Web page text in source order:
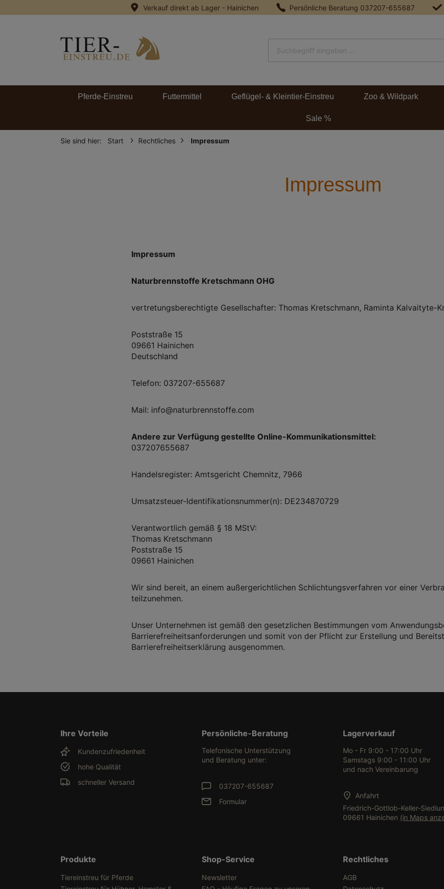
Zur Hauptnavigation springenVerkauf direkt ab Lager - Hainichen Persönliche Beratung 037207-655687
Pferde-Einstreu Futtermittel Geflügel- & Kleintier-Einstreu Zoo & Wildpark
Sale %
Sie sind hier: Start Rechtliches Impressum
Impressum
Impressum
Naturbrennstoffe Kretschmann OHG
vertretungsberechtigte Gesellschafter: Thomas Kretschmann, Raminta Kalvaityte-
Poststraße 15
09661 Hainichen
Deutschland
Telefon: 037207-655687
Mail: info@naturbrennstoffe.com
Andere zur Verfügung gestellte Online-Kommunikationsmittel:
037207655687
Handelsregister: Amtsgericht Chemnitz, 7966
Umsatzsteuer-Identifikationsnummer(n): DE234870729
Verantwortlich gemäß § 18 MStV:
Thomas Kretschmann
Poststraße 15
09661 Hainichen
Wir sind bereit, an einem außergerichtlichen Schlichtungsverfahren vor einer
teilzunehmen.
Unser Unternehmen ist gemäß den gesetzlichen Bestimmungen vom
Barrierefreiheitsanforderungen und somit von der Pflicht zur Erstellung und
Barrierefreiheitserklärung ausgenommen.
Ihre Vorteile
Kundenzufriedenheit
hohe Qualität
schneller Versand
Persönliche-Beratung
Telefonische Unterstützung
und Beratung unter:
037207-655687
Formular
Lagerverkauf
Mo - Fr 9:00 - 17:00 Uhr
Samstags 9:00 - 11:00 Uhr
und nach Vereinbarung
Anfahrt
Friedrich-Gottlob-Keller-
09661 Hainichen (in Maps
Produkte
Tiereinstreu für Pferde
Shop-Service
Newsletter
Rechtliches
AGB